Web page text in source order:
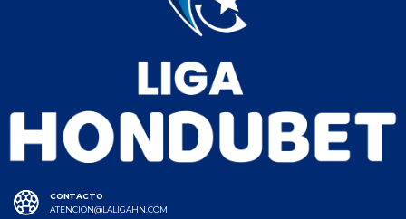
CONTACTO
ATENCION@LALIGAHN.COM